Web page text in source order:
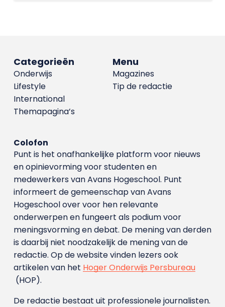
Menu
Magazines
Tip de redactie
Categorieën
Onderwijs
Lifestyle
International
Themapagina’s
Colofon
Punt is het onafhankelijke platform voor nieuws
en opinievorming voor studenten en
medewerkers van Avans Hoge­school. Punt
informeert de gemeenschap van Avans
Hogeschool over voor hen relevante
onderwerpen en fungeert als podium voor
meningsvorming en debat. De mening van derden
is daarbij niet noodzakelijk de mening van de
redactie. Op de website vinden lezers ook
artikelen van het Hoger Onderwijs Persbureau
(HOP).
De redactie bestaat uit professionele journalisten.